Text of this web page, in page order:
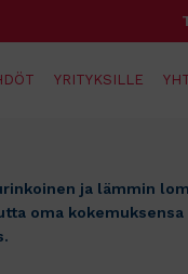
YRITYKSILLE
ja lämmin
oma